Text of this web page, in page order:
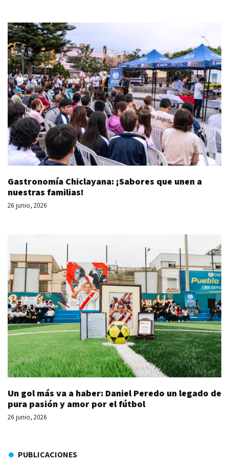
Gastronomía Chiclayana: ¡Sabores que unen a
nuestras familias!
26 junio, 2026
Un gol más va a haber: Daniel Peredo un legado de
pura pasión y amor por el fútbol
26 junio, 2026
PUBLICACIONES